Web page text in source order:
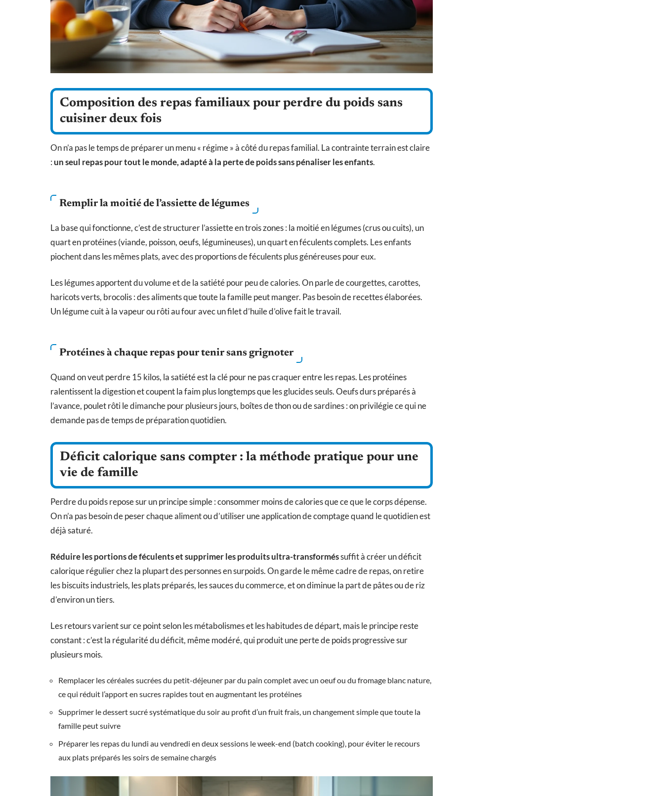
Composition des repas familiaux pour perdre du poids sans
cuisiner deux fois
On n’a pas le temps de préparer un menu « régime » à côté du repas familial. La contrainte terrain est claire
: un seul repas pour tout le monde, adapté à la perte de poids sans pénaliser les enfants.
Remplir la moitié de l’assiette de légumes
La base qui fonctionne, c’est de structurer l’assiette en trois zones : la moitié en légumes (crus ou cuits), un
quart en protéines (viande, poisson, oeufs, légumineuses), un quart en féculents complets. Les enfants
piochent dans les mêmes plats, avec des proportions de féculents plus généreuses pour eux.
Les légumes apportent du volume et de la satiété pour peu de calories. On parle de courgettes, carottes,
haricots verts, brocolis : des aliments que toute la famille peut manger. Pas besoin de recettes élaborées.
Un légume cuit à la vapeur ou rôti au four avec un filet d’huile d’olive fait le travail.
Protéines à chaque repas pour tenir sans grignoter
Quand on veut perdre 15 kilos, la satiété est la clé pour ne pas craquer entre les repas. Les protéines
ralentissent la digestion et coupent la faim plus longtemps que les glucides seuls. Oeufs durs préparés à
l’avance, poulet rôti le dimanche pour plusieurs jours, boîtes de thon ou de sardines : on privilégie ce qui ne
demande pas de temps de préparation quotidien.
Déficit calorique sans compter : la méthode pratique pour une
vie de famille
Perdre du poids repose sur un principe simple : consommer moins de calories que ce que le corps dépense.
On n’a pas besoin de peser chaque aliment ou d’utiliser une application de comptage quand le quotidien est
déjà saturé.
Réduire les portions de féculents et supprimer les produits ultra-transforméssuffit à créer un déficit
calorique régulier chez la plupart des personnes en surpoids. On garde le même cadre de repas, on retire
les biscuits industriels, les plats préparés, les sauces du commerce, et on diminue la part de pâtes ou de riz
d’environ un tiers.
Les retours varient sur ce point selon les métabolismes et les habitudes de départ, mais le principe reste
constant : c’est la régularité du déficit, même modéré, qui produit une perte de poids progressive sur
plusieurs mois.
Remplacer les céréales sucrées du petit-déjeuner par du pain complet avec un oeuf ou du fromage blanc nature,
ce qui réduit l’apport en sucres rapides tout en augmentant les protéines
Supprimer le dessert sucré systématique du soir au profit d’un fruit frais, un changement simple que toute la
famille peut suivre
Préparer les repas du lundi au vendredi en deux sessions le week-end (batch cooking), pour éviter le recours
aux plats préparés les soirs de semaine chargés